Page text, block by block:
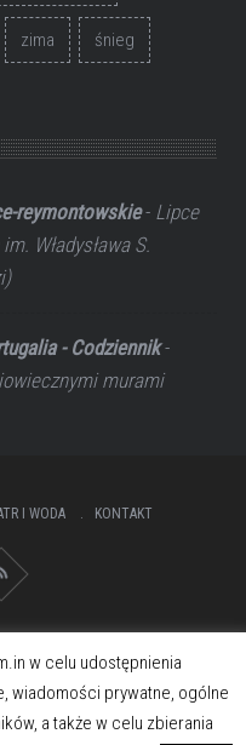
zima śnieg
reymontowskie- Lipce
Władysława S.
- Codziennik-
murami
I WODA KONTAKT
w celu udostępnienia
wiadomości prywatne, ogólne
a także w celu zbierania